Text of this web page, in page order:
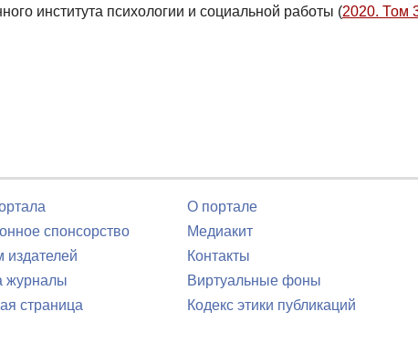
института психологии и социальной работы (2020. Том
спонсорство
журналы
страница
О портале
Медиакит
Контакты
Виртуальные фоны
Кодекс этики публикаций